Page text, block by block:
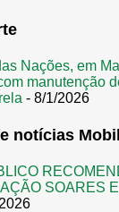
Nações, em
manutenção
- 8/1/2026
notícias
SOARES